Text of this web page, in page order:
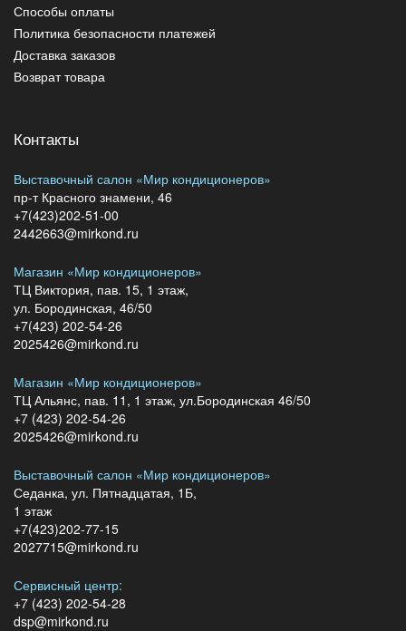
Способы оплаты
Политика безопасности платежей
Доставка заказов
Возврат товара
Контакты
Выставочный салон «Мир кондиционеров»
пр-т Красного знамени, 46
+7(423)202-51-00
2442663@mirkond.ru
Магазин «Мир кондиционеров»
ТЦ Виктория, пав. 15, 1 этаж,
ул. Бородинская, 46/50
+7(423) 202-54-26
2025426@mirkond.ru
Магазин «Мир кондиционеров»
ТЦ Альянс, пав. 11, 1 этаж, ул.Бородинская 46/50
+7 (423) 202-54-26
2025426@mirkond.ru
Выставочный салон «Мир кондиционеров»
Седанка, ул. Пятнадцатая, 1Б,
1 этаж
+7(423)202-77-15
2027715@mirkond.ru
Сервисный центр:
+7 (423) 202-54-28
dsp@mirkond.ru